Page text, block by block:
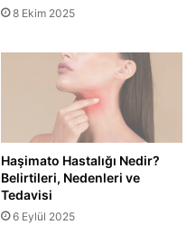
8 Ekim 2025
Haşimato Hastalığı Nedir?
Belirtileri, Nedenleri ve
Tedavisi
6 Eylül 2025